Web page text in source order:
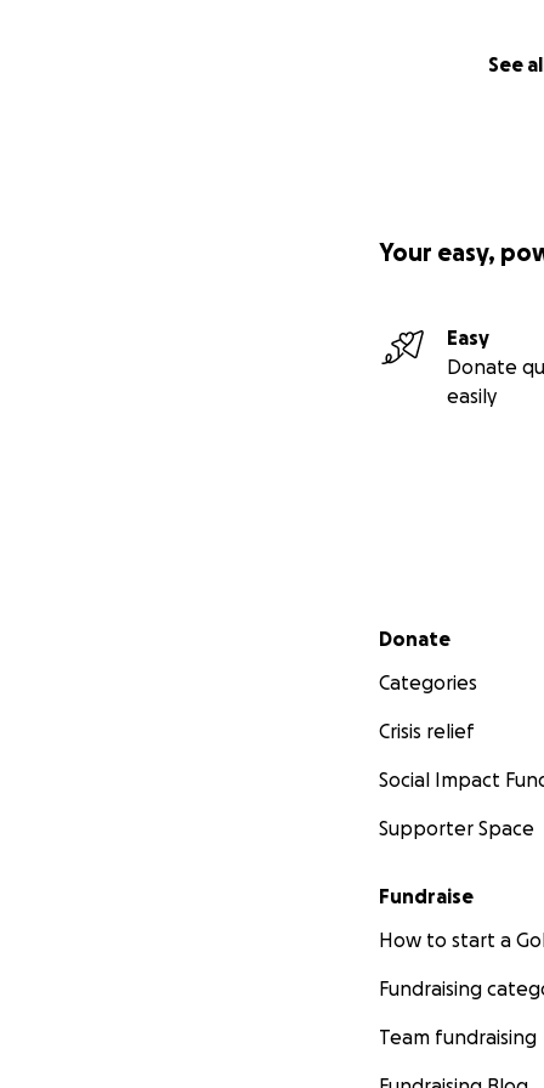
See
Your easy,
Easy
Donate
easily
Secondary menu
Donate
Categories
Crisis relief
Social Impact
Supporter Space
Fundraise
How to start a
Fundraising
Team fundraising